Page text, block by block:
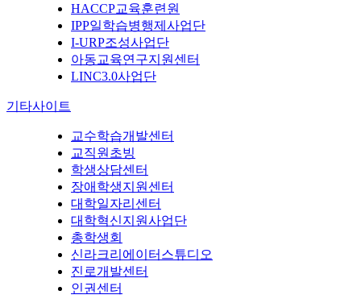
HACCP교육훈련원
IPP일학습병행제사업단
I-URP조성사업단
아동교육연구지원센터
LINC3.0사업단
기타사이트
교수학습개발센터
교직원초빙
학생상담센터
장애학생지원센터
대학일자리센터
대학혁신지원사업단
총학생회
신라크리에이터스튜디오
진로개발센터
인권센터